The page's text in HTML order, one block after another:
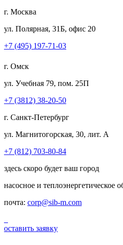
г. Москва
ул. Полярная, 31Б, офис 20
+7 (495) 197-71-03
г. Омск
ул. Учебная 79, пом. 25П
+7 (3812) 38-20-50
г. Санкт-Петербург
ул. Магнитогорская, 30, лит. А
+7 (812) 703-80-84
здесь скоро будет ваш город
насосное и теплоэнергетическое
почта: corp@sib-m.com
оставить заявку